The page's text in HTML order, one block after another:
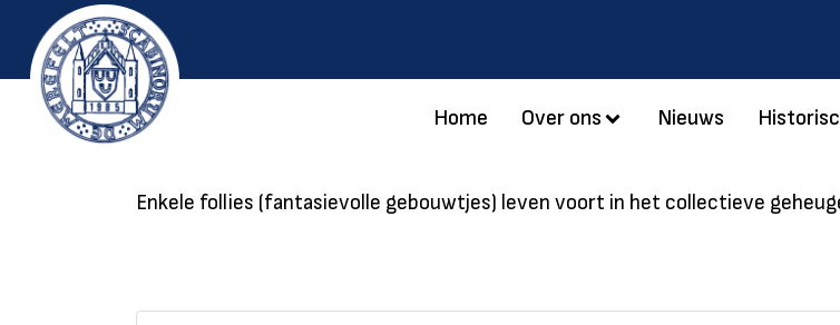
Home Over ons Nieuws
Enkele follies (fantasievolle gebouwtjes) leven voort in het collectieve